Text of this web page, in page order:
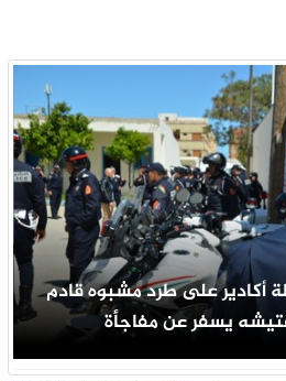
أكادير على طرد مشبوه قادم
يسفر عن مفاجأة